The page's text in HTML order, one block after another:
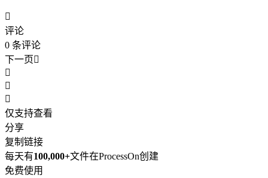

评论
0 条评论
下一页



仅支持查看
分享
复制链接
每天有100,000+文件在ProcessOn创建
免费使用